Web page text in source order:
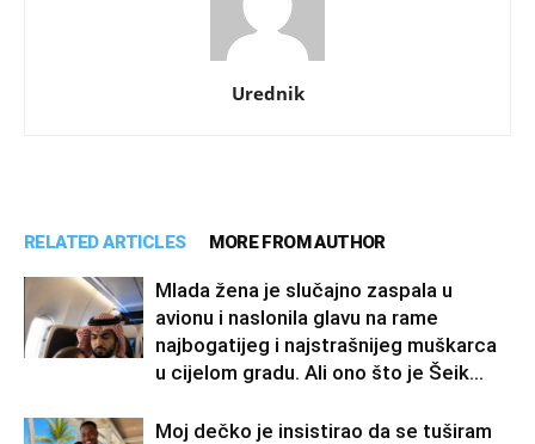
Urednik
RELATED ARTICLES MORE FROM AUTHOR
Mlada žena je slučajno zaspala u
avionu i naslonila glavu na rame
najbogatijeg i najstrašnijeg muškarca
u cijelom gradu. Ali ono što je Šeik...
Moj dečko je insistirao da se tuširam